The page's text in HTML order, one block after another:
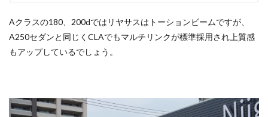
Aクラスの180、200dではリヤサスはトーションビームですが、
A250セダンと同じくCLAでもマルチリンクが標準採用され上質感
もアップしているでしょう。